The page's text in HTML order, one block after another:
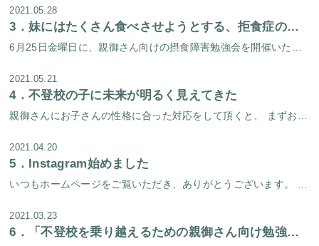
2021.05.28
3． 妹にはたくさん食べさせようとする、拒食症の大学生
2021.05.21
4． 不登校の子に未来が明るく見えてきた
2021.04.20
5． Instagram始めました
2021.03.23
6． 「不登校を乗り越えるための親御さん向け勉強会」を開催しました！